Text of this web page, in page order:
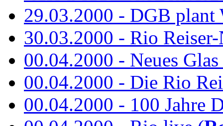
29.03.2000 - DGB plant
30.03.2000 - Rio
00.04.2000 - Neues
00.04.2000 - Die Rio
00.04.2000 - 100 Jahre